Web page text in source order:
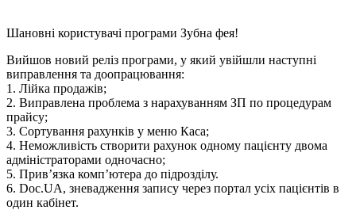
Шановні користувачі програми Зубна фея!
Вийшов новий реліз програми, у який увійшли наступні
виправлення та доопрацювання:
1. Лійка продажів;
2. Виправлена проблема з нарахуванням ЗП по процедурам
прайсу;
3. Сортування рахунків у меню Каса;
4. Неможливість створити рахунок одному пацієнту двома
адміністраторами одночасно;
5. Прив’язка комп’ютера до підрозділу.
6. Doc.UA, зневадження запису через портал усіх пацієнтів в
один кабінет.